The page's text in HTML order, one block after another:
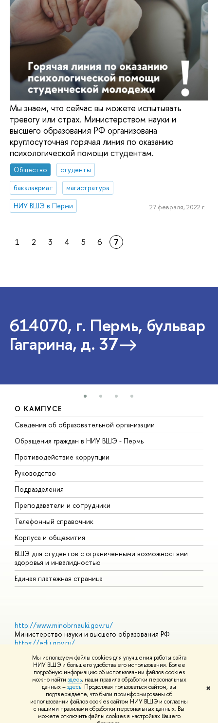
Мы используем файлы cookies для улучшения работы сайта
НИУ ВШЭ и большего удобства его использования. Более
подробную информацию об использовании файлов cookies
можно найти здесь, наши правила обработки персональных
данных –здесь. Продолжая пользоваться сайтом, вы
подтверждаете, что были проинформированы об
использовании файлов cookies сайтом НИУ ВШЭ и согласны
с нашими правилами обработки персональных данных. Вы
можете отключить файлы cookies в настройках Вашего
✖
Мы знаем, что сейчас вы можете испытывать
тревогу или страх. Министерством науки и
высшего образования РФ организована
круглосуточная горячая линия по оказанию
психологической помощи студентам.
Общество
студенты
бакалавриат
магистратура
НИУ ВШЭ в Перми
27 февраля, 2022 г.
1 2 3 4 5 6 7
614070, г. Пермь, бульвар
Гагарина, д. 37
О КАМПУСЕ
Сведения об образовательной организации
Обращения граждан в НИУ ВШЭ - Пермь
Противодействие коррупции
Руководство
Подразделения
Преподаватели и сотрудники
Телефонный справочник
Корпуса и общежития
ВШЭ для студентов с ограниченными возможностями
здоровья и инвалидностью
Единая платежная страница
http://www.minobrnauki.gov.ru/
Министерство науки и высшего образования РФ
https://edu.gov.ru/
https://elearning.hse.ru/mooc
Массовые открытые онлайн-курсы
© НИУ ВШЭ 1993–2026 Условия использования материалов
Адреса и контакты Карта сайта
Шрифты HSE Sans и HSE Slab разработаны вШколе дизайна НИУ